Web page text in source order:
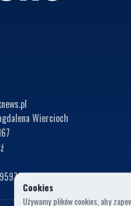
Wiercioch
Cookies
Używamy plików cookies, aby